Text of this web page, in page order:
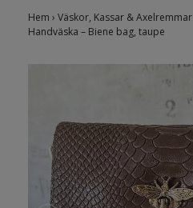
Hem › Väskor, Kassar & Axelremmar
Handväska – Biene bag, taupe